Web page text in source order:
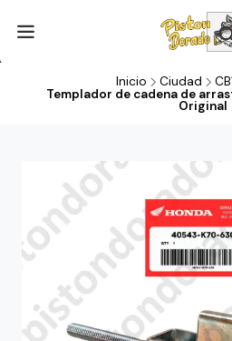
Aprovecha Compra 1 Aceites Full
sintetico y el filtro de aire verde para
Inicio Ciudad
Templador de cadena de
Original